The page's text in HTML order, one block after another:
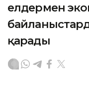
елдермен
қарады